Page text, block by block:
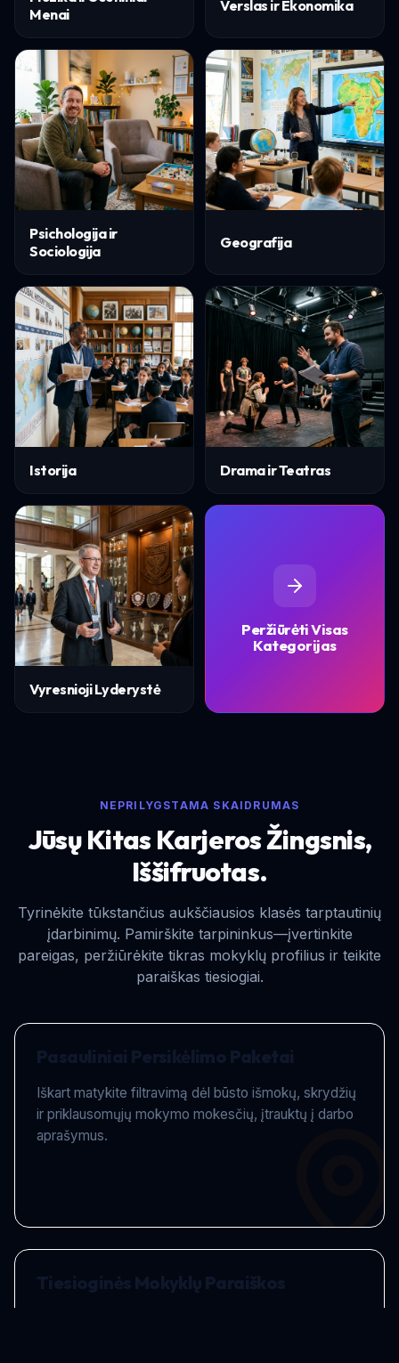
Menai
Verslas ir Ekonomika
Psichologija ir
Sociologija
Geografija
Istorija Drama ir Teatras
Vyresnioji Lyderystė
Peržiūrėti Visas
Kategorijas
NEPRILYGSTAMA SKAIDRUMAS
Jūsų Kitas Karjeros Žingsnis,
Iššifruotas.
Tyrinėkite tūkstančius aukščiausios klasės tarptautinių
įdarbinimų. Pamirškite tarpininkus—įvertinkite
pareigas, peržiūrėkite tikras mokyklų profilius ir teikite
paraiškas tiesiogiai.
Pasauliniai Persikėlimo Paketai
Iškart matykite filtravimą dėl būsto išmokų, skrydžių
ir priklausomųjų mokymo mokesčių, įtrauktų į darbo
aprašymus.
Tiesioginės Mokyklų Paraiškos